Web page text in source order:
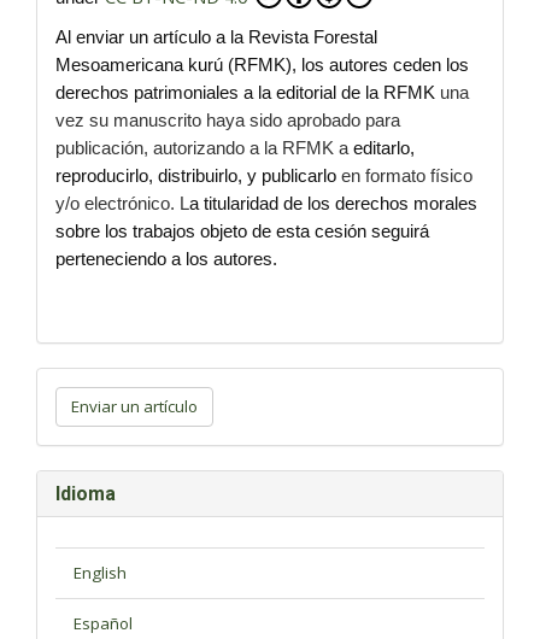
Al enviar un artículo a la Revista Forestal
Mesoamericana kurú (RFMK), los autores ceden los
derechos patrimoniales a la editorial de la RFMK una
vez su manuscrito haya sido aprobado para
publicación, autorizando a la RFMK a editarlo,
reproducirlo, distribuirlo, y publicarlo en formato físico
y/o electrónico. La titularidad de los derechos morales
sobre los trabajos objeto de esta cesión seguirá
perteneciendo a los autores.
Enviar
un
artículo
Enviar un artículo
Idioma